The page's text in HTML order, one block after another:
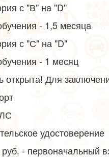
с "В" на "D"
- 1,5 месяца
с "С" на "D"
- 1 месяц
открыта! Для
удостоверение
- первоначальный